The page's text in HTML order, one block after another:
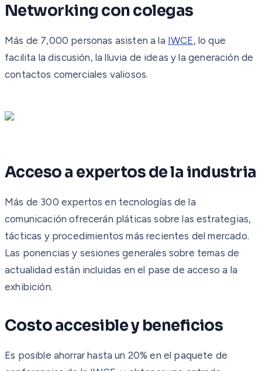
Networking con colegas
Más de 7,000 personas asisten a la IWCE, lo que
facilita la discusión, la lluvia de ideas y la generación de
contactos comerciales valiosos.
Acceso a expertos de la industria
Más de 300 expertos en tecnologías de la
comunicación ofrecerán pláticas sobre las estrategias,
tácticas y procedimientos más recientes del mercado.
Las ponencias y sesiones generales sobre temas de
actualidad están incluidas en el pase de acceso a la
exhibición.
Costo accesible y beneficios
Es posible ahorrar hasta un 20% en el paquete de